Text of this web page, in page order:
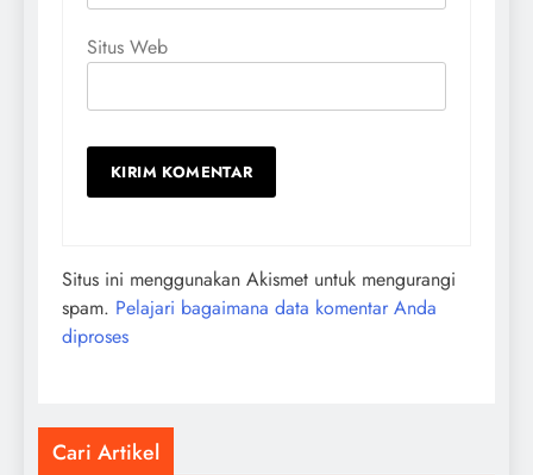
Situs Web
Situs ini menggunakan Akismet untuk mengurangi
spam. Pelajari bagaimana data komentar Anda
diproses
Cari Artikel